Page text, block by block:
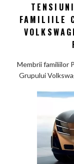
FAMILIILE
Membrii familiilor
Grupului